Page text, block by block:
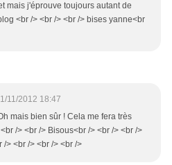
mais j'éprouve toujours autant de
<br /> <br /> <br /> bises yanne<br
11/2012 18:47
mais bien sûr ! Cela me fera très
/> <br /> Bisous<br /> <br /> <br />
/> <br /> <br /> <br />